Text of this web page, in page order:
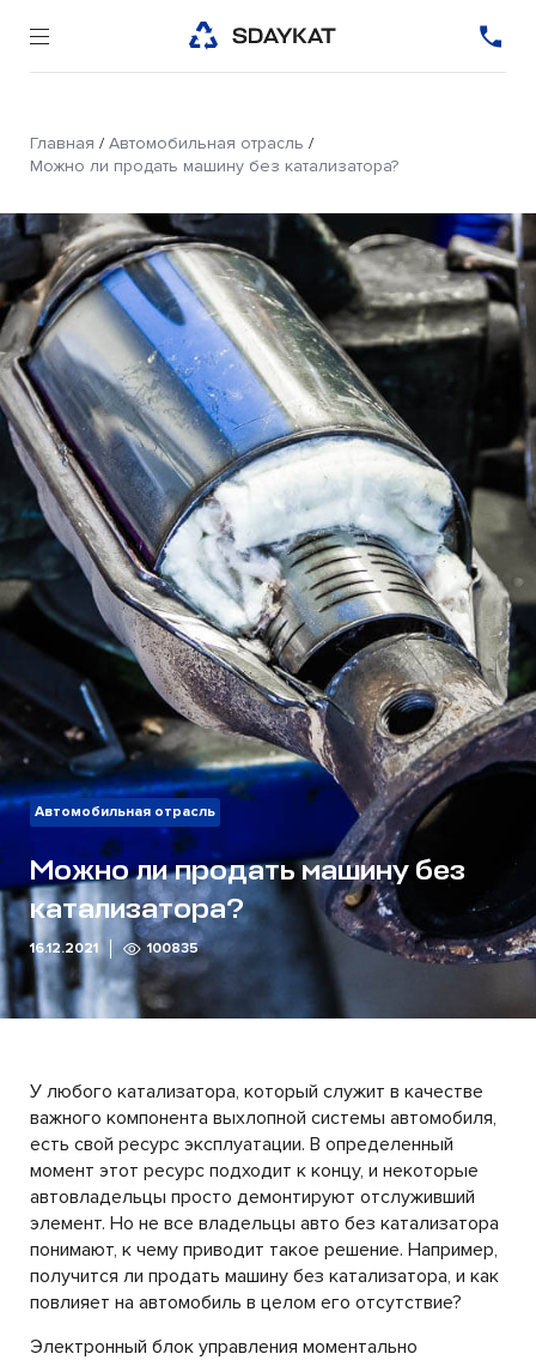
Главная / Автомобильная отрасль /
Можно ли продать машину без катализатора?
Автомобильная отрасль
Можно ли продать машину без
катализатора?
16.12.2021 100835
У любого катализатора, который служит в качестве
важного компонента выхлопной системы автомобиля,
есть свой ресурс эксплуатации. В определенный
момент этот ресурс подходит к концу, и некоторые
автовладельцы просто демонтируют отслуживший
элемент. Но не все владельцы авто без катализатора
понимают, к чему приводит такое решение. Например,
получится ли продать машину без катализатора, и как
повлияет на автомобиль в целом его отсутствие?
Электронный блок управления моментально